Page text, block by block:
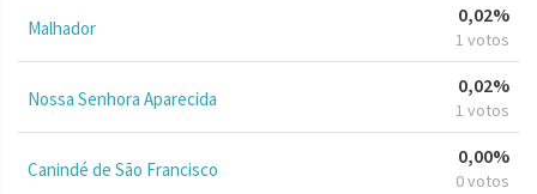
Malhador
0,02%
1 votos
Nossa Senhora Aparecida
0,02%
1 votos
Canindé de São Francisco
0,00%
0 votos